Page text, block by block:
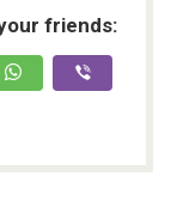
friends: